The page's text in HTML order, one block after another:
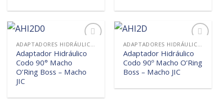
Añadir
a la
deseos
Adaptador Hidráulico
Codo 90° Macho
O’Ring Boss – Macho
JIC
Añadir
a la
lista de
Adaptador Hidráulico
Codo 90º Macho O’Ring
Boss – Macho JIC